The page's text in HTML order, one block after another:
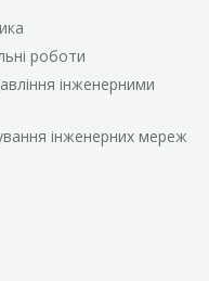
роботи
інженерними
інженерних мереж